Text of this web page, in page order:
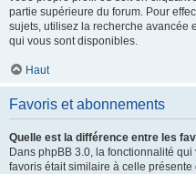
partie supérieure du forum. Pour
sujets, utilisez la recherche avancée
qui vous sont disponibles.
Haut
Favoris et abonnements
Quelle est la différence entre les
Dans phpBB 3.0, la fonctionnalité
favoris était similaire à celle